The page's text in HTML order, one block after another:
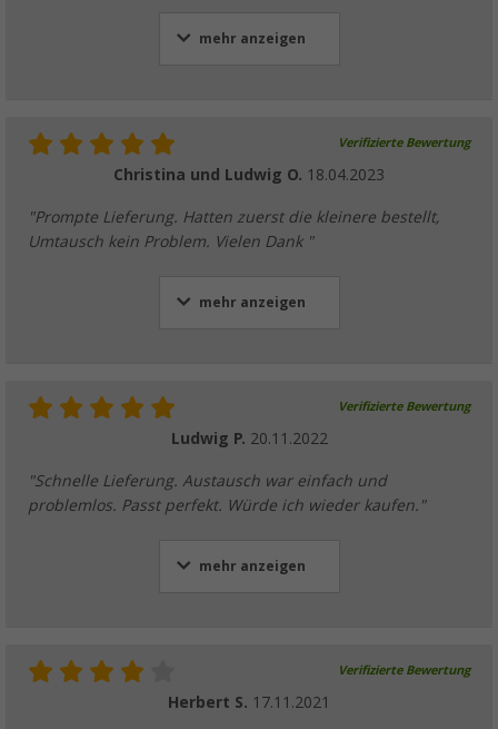
mehr anzeigen
Verifizierte Bewertung
Christina und Ludwig O. 18.04.2023
"Prompte Lieferung. Hatten zuerst die kleinere bestellt,
Umtausch kein Problem. Vielen Dank "
mehr anzeigen
Verifizierte Bewertung
Ludwig P. 20.11.2022
"Schnelle Lieferung. Austausch war einfach und
problemlos. Passt perfekt. Würde ich wieder kaufen."
mehr anzeigen
Verifizierte Bewertung
Herbert S. 17.11.2021